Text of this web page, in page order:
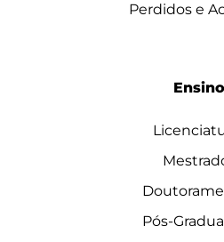
Perdidos e
Ensino
Pós-